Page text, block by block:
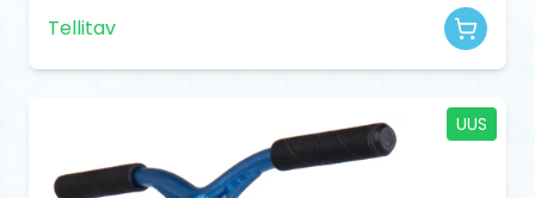
Tellitav
UUS